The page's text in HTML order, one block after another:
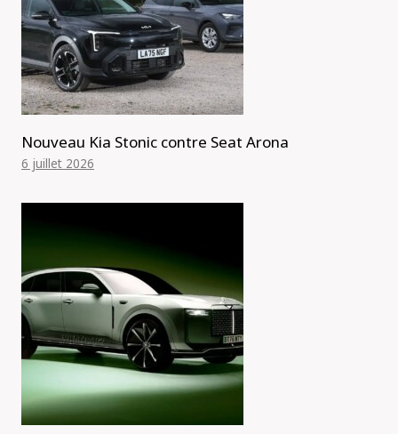
Nouveau Kia Stonic contre Seat Arona
6 juillet 2026